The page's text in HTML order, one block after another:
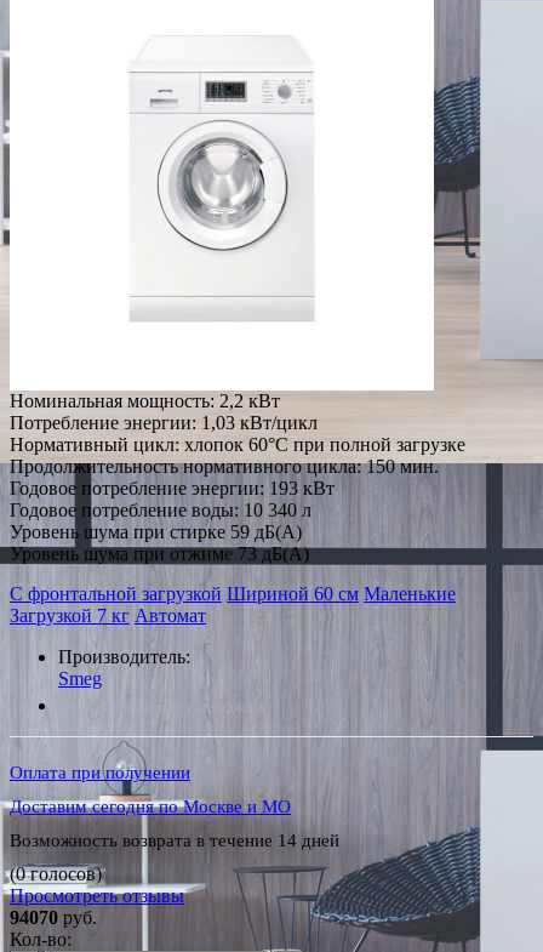
Номинальная мощность: 2,2 кВт
Потребление энергии: 1,03 кВт/цикл
Нормативный цикл: хлопок 60°C при полной загрузке
Продолжительность нормативного цикла: 150 мин.
Годовое потребление энергии: 193 кВт
Годовое потребление воды: 10 340 л
Уровень шума при стирке 59 дБ(А)
Уровень шума при отжиме 73 дБ(А)
С фронтальной загрузкой Шириной 60 см Маленькие
Загрузкой 7 кг Автомат
Производитель:
Smeg
*Наличие уточняйте у менеджера
Оплата при получении
Доставим сегодня по Москве и МО
Возможность возврата в течение 14 дней
(0 голосов)
Просмотреть отзывы
94070 руб.
Кол-во: